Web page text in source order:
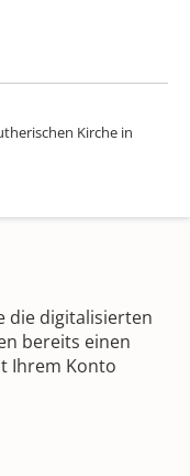
Kirche in
die digitalisierten
bereits einen
Ihrem Konto